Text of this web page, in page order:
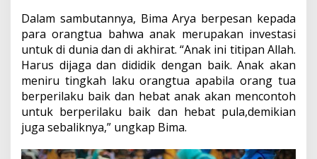
Dalam sambutannya, Bima Arya berpesan kepada
para orangtua bahwa anak merupakan investasi
untuk di dunia dan di akhirat. “Anak ini titipan Allah.
Harus dijaga dan dididik dengan baik. Anak akan
meniru tingkah laku orangtua apabila orang tua
berperilaku baik dan hebat anak akan mencontoh
untuk berperilaku baik dan hebat pula,demikian
juga sebaliknya,” ungkap Bima.